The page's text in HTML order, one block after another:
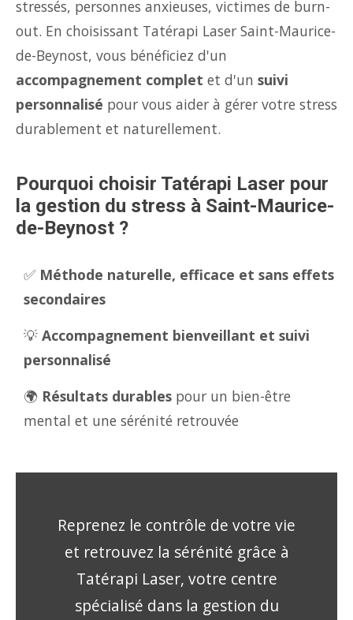
stressés, personnes anxieuses, victimes de burn-
out. En choisissant Tatérapi Laser Saint-Maurice-
de-Beynost, vous bénéficiez d'un
accompagnement complet et d'un suivi
personnalisé pour vous aider à gérer votre stress
durablement et naturellement.
Pourquoi choisir Tatérapi Laser pour
la gestion du stress à Saint-Maurice-
de-Beynost ?
✅ Méthode naturelle, efficace et sans effets
secondaires
💡 Accompagnement bienveillant et suivi
personnalisé
🌍 Résultats durables pour un bien-être
mental et une sérénité retrouvée
Reprenez le contrôle de votre vie
et retrouvez la sérénité grâce à
Tatérapi Laser, votre centre
spécialisé dans la gestion du